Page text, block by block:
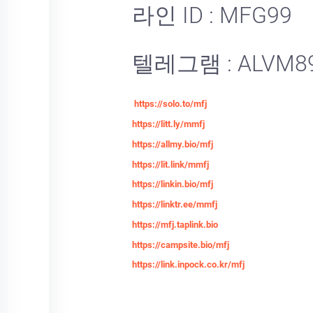
라인 ID : MFG99
텔레그램 :
https://solo.to/mfj
https://litt.ly/mmfj
https://allmy.bio/mfj
https://lit.link/mmfj
https://linkin.bio/mfj
https://linktr.ee/mmfj
https://mfj.taplink.bio
https://campsite.bio/mfj
https://link.inpock.co.kr/mfj